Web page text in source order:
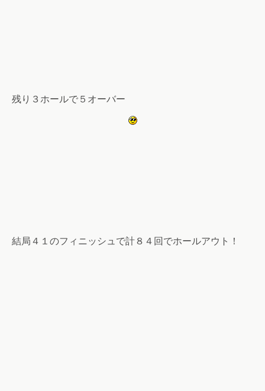
残り３ホールで５オーバー
結局４１のフィニッシュで計８４回でホールアウト！